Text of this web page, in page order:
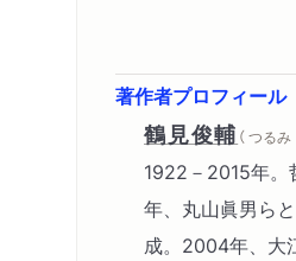
著作者プロフィール
鶴見俊輔 （ つる
1922－2015年
年、丸山眞男ら
成。2004年、大